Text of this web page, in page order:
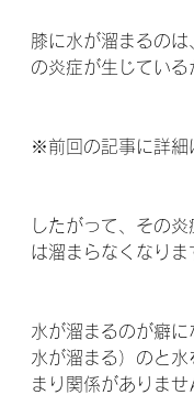
膝に水が溜まるの
の炎症が生じてい
※前回の記事に詳細
したがって、その
は溜まらなくなりま
水が溜まるのが癖に
水が溜まる）のと水
まり関係がありませ